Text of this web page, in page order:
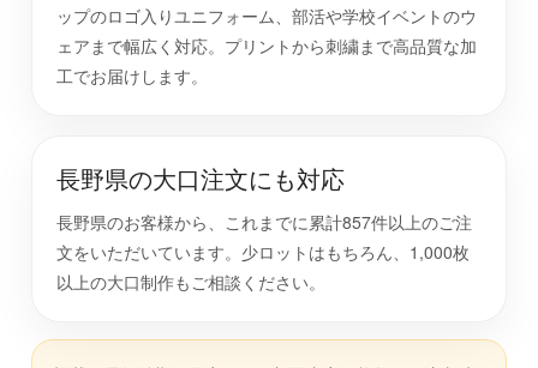
ップのロゴ入りユニフォーム、部活や学校イベントのウ
ェアまで幅広く対応。プリントから刺繍まで高品質な加
工でお届けします。
長野県の大口注文にも対応
長野県のお客様から、これまでに累計857件以上のご注
文をいただいています。少ロットはもちろん、1,000枚
以上の大口制作もご相談ください。